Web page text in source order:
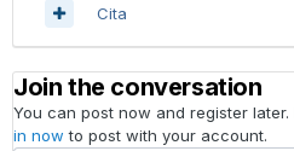
Cita
Join the conversation
You can post now and register
in now to post with your account.